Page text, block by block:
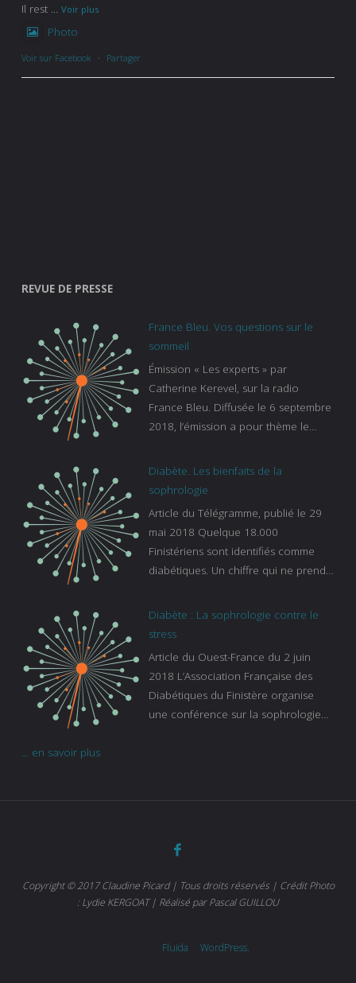
Il rest
Voir plus
Photo
Voir sur Facebook · Partager
REVUE DE PRESSE
France Bleu. Vos questions sur le
sommeil
Émission « Les experts » par
Catherine Kerevel, sur la radio
France Bleu. Diffusée le 6 septembre
2018, l’émission a pour thème le
bleu :
https://www.francebleu.fr/emissions/l
sur-le-sommeil
Diabète. Les bienfaits de la
sophrologie
Article du Télégramme, publié le 29
mai 2018 Quelque 18.000
Finistériens sont identifiés comme
diabétiques. Un chiffre qui ne prend
s’ignorent. « C’est une pathologie qui
continue à augmenter, souligne
de la Caisse primaire d’assurance-
maladie. C’est aussi une pathologie
qui peut être handicapante et coûte
cher quand on sait que 37 % des
d’autant que le diabète
Diabète : La sophrologie contre le
stress
Article du Ouest-France du 2 juin
2018 L’Association Française des
Diabétiques du Finistère organise
une conférence sur la sophrologie
... en savoir plus
Copyright © 2017 Claudine Picard | Tous droits réservés | Crédit Photo
: Lydie KERGOAT | Réalisé par Pascal GUILLOU
Fluida WordPress.